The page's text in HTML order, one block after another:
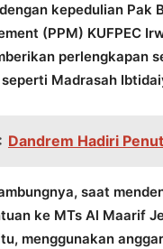
kepedulian Pak
(PPM) KUFPEC
perlengkapan
Madrasah
Dandrem Hadiri
saat
ke MTs Al Maarif
menggunakan